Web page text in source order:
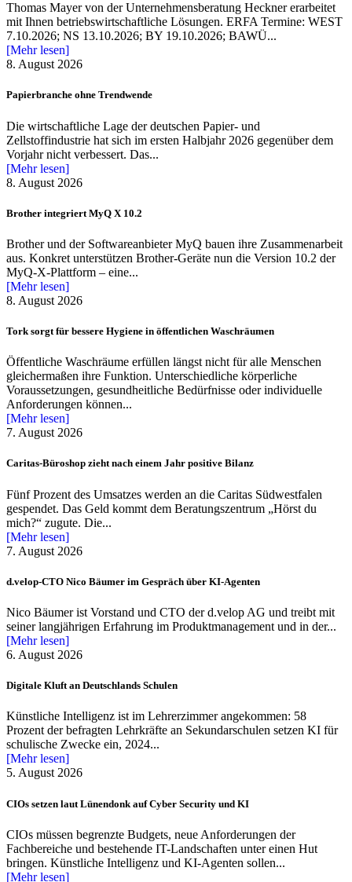
Thomas Mayer von der Unternehmensberatung Heckner erarbeitet
mit Ihnen betriebswirtschaftliche Lösungen. ERFA Termine: WEST
7.10.2026; NS 13.10.2026; BY 19.10.2026; BAWÜ...
[Mehr lesen]
8. August 2026
Papierbranche ohne Trendwende
Die wirtschaftliche Lage der deutschen Papier- und
Zellstoffindustrie hat sich im ersten Halbjahr 2026 gegenüber dem
Vorjahr nicht verbessert. Das...
[Mehr lesen]
8. August 2026
Brother integriert MyQ X 10.2
Brother und der Softwareanbieter MyQ bauen ihre Zusammenarbeit
aus. Konkret unterstützen Brother-Geräte nun die Version 10.2 der
MyQ-X-Plattform – eine...
[Mehr lesen]
8. August 2026
Tork sorgt für bessere Hygiene in öffentlichen Waschräumen
Öffentliche Waschräume erfüllen längst nicht für alle Menschen
gleichermaßen ihre Funktion. Unterschiedliche körperliche
Voraussetzungen, gesundheitliche Bedürfnisse oder individuelle
Anforderungen können...
[Mehr lesen]
7. August 2026
Caritas-Büroshop zieht nach einem Jahr positive Bilanz
Fünf Prozent des Umsatzes werden an die Caritas Südwestfalen
gespendet. Das Geld kommt dem Beratungszentrum „Hörst du
mich?“ zugute. Die...
[Mehr lesen]
7. August 2026
d.velop-CTO Nico Bäumer im Gespräch über KI-Agenten
Nico Bäumer ist Vorstand und CTO der d.velop AG und treibt mit
seiner langjährigen Erfahrung im Produktmanagement und in der...
[Mehr lesen]
6. August 2026
Digitale Kluft an Deutschlands Schulen
Künstliche Intelligenz ist im Lehrerzimmer angekommen: 58
Prozent der befragten Lehrkräfte an Sekundarschulen setzen KI für
schulische Zwecke ein, 2024...
[Mehr lesen]
5. August 2026
CIOs setzen laut Lünendonk auf Cyber Security und KI
CIOs müssen begrenzte Budgets, neue Anforderungen der
Fachbereiche und bestehende IT-Landschaften unter einen Hut
bringen. Künstliche Intelligenz und KI-Agenten sollen...
[Mehr lesen]